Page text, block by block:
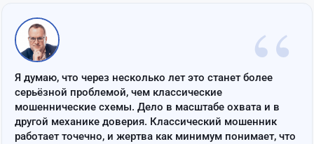
“
Я думаю, что через несколько лет это станет более
серьёзной проблемой, чем классические
мошеннические схемы. Дело в масштабе охвата и в
другой механике доверия. Классический мошенник
работает точечно, и жертва как минимум понимает, что